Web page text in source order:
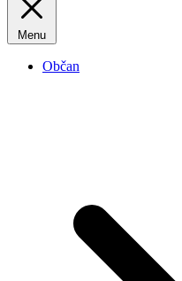
Menu
Občan